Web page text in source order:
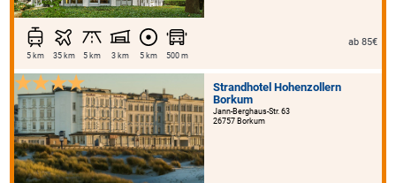
5 km 35 km 5 km 3 km 5 km 500 m
ab 85€
Strandhotel Hohenzollern
Borkum
Jann-Berghaus-Str. 63
26757 Borkum